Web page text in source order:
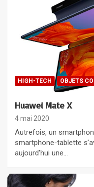
HIGH-TECH OBJETS
Huawei Mate X
4 mai 2020
Autrefois, un
smartphone-tablette
aujourd’hui une…